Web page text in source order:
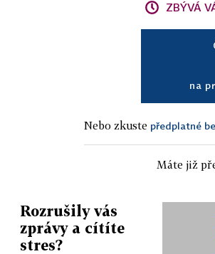
ZBÝVÁ
na
Nebo zkuste předplatné
Máte již
Rozrušily vás
zprávy a cítíte
stres?